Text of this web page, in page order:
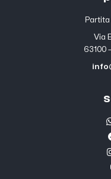
Via
63100